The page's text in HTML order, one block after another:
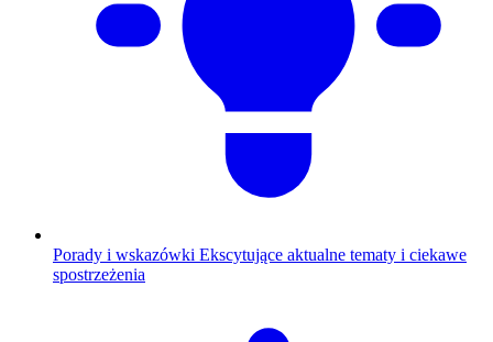
Porady i wskazówki Ekscytujące aktualne tematy i ciekawe
spostrzeżenia